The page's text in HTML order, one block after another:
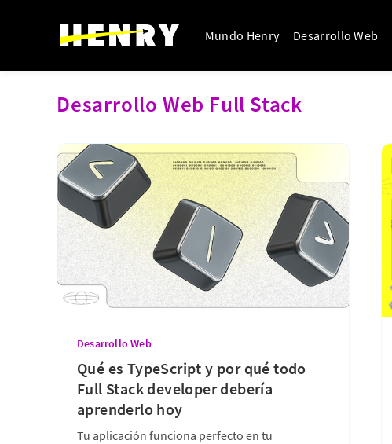
Mundo Henry Desarrollo Web
Desarrollo Web Full Stack
Desarrollo Web
Qué es TypeScript y por qué todo
Full Stack developer debería
aprenderlo hoy
Tu aplicación funciona perfecto en tu